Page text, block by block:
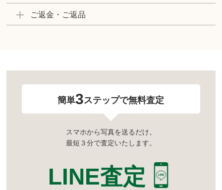
ご返金・ご返品
簡単3ステップで無料査定
スマホから写真を送るだけ。
最短３分で査定いたします。
LINE査定